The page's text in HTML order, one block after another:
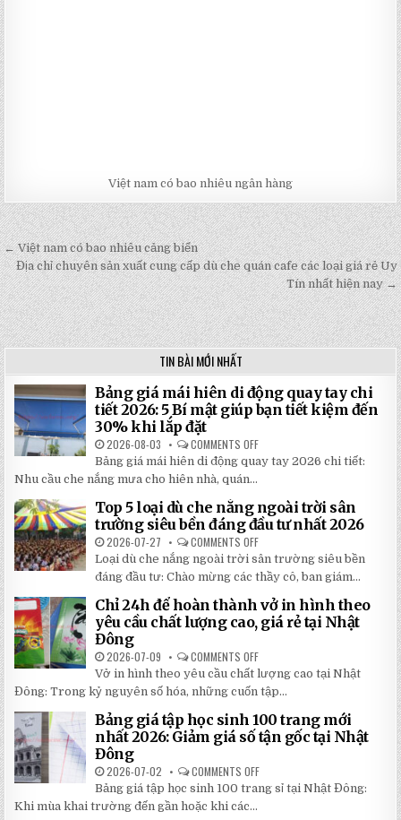
Việt nam có bao nhiêu ngân hàng
Post
navigation
← Việt nam có bao nhiêu cảng biển
Địa chỉ chuyên sản xuất cung cấp dù che quán cafe các loại giá rẻ Uy
Tín nhất hiện nay →
TIN BÀI MỚI NHẤT
Bảng giá mái hiên di động quay tay chi
tiết 2026: 5 Bí mật giúp bạn tiết kiệm đến
30% khi lắp đặt
2026-08-03 COMMENTS OFF
BẢNG
GIÁ
ĐỘNG
QUAY
TAY
TIẾT
2026:
5
BÍ
MẬT
GIÚP
BẠN
TIẾT
KHI
LẮP
ĐẶT
Bảng giá mái hiên di động quay tay 2026 chi tiết:
Nhu cầu che nắng mưa cho hiên nhà, quán...
Top 5 loại dù che nắng ngoài trời sân
trường siêu bền đáng đầu tư nhất 2026
2026-07-27 COMMENTS OFF
TOP
5
LOẠI
DÙ
CHE
NẮNG
NGOÀI
TRỜI
BỀN
ĐÁNG
ĐẦU
NHẤT
2026
Loại dù che nắng ngoài trời sân trường siêu bền
đáng đầu tư: Chào mừng các thầy cô, ban giám...
Chỉ 24h để hoàn thành vở in hình theo
yêu cầu chất lượng cao, giá rẻ tại Nhật
Đông
2026-07-09 COMMENTS OFF
CHỈ
24H
ĐỂ
HOÀN
VỞ
IN
HÌNH
YÊU
CHẤT
LƯỢNG
Vở in hình theo yêu cầu chất lượng cao tại Nhật
Đông: Trong kỷ nguyên số hóa, những cuốn tập...
Bảng giá tập học sinh 100 trang mới
nhất 2026: Giảm giá số tận gốc tại Nhật
Đông
2026-07-02 COMMENTS OFF
BẢNG
GIÁ
Bảng giá tập học sinh 100 trang sỉ tại Nhật Đông:
Khi mùa khai trường đến gần hoặc khi các...